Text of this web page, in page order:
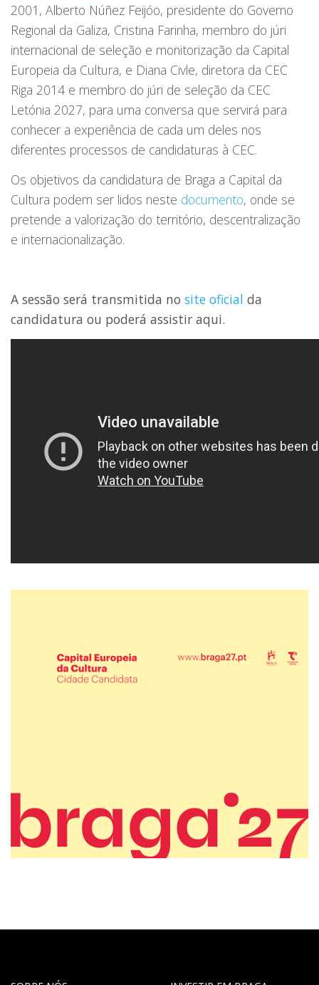
2001, Alberto Núñez Feijóo, presidente do Governo
Regional da Galiza, Cristina Farinha, membro do júri
internacional de seleção e monitorização da Capital
Europeia da Cultura, e Diana Civle, diretora da CEC
Riga 2014 e membro do júri de seleção da CEC
Letónia 2027, para uma conversa que servirá para
conhecer a experiência de cada um deles nos
diferentes processos de candidaturas à CEC.
Os objetivos da candidatura de Braga a Capital da
Cultura podem ser lidos neste documento, onde se
pretende a valorização do território, descentralização
e internacionalização.
A sessão será transmitida no site oficial da
candidatura ou poderá assistir aqui.